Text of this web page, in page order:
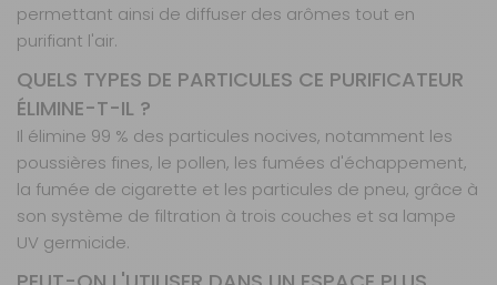
permettant ainsi de diffuser des arômes tout en
purifiant l'air.
QUELS TYPES DE PARTICULES CE PURIFICATEUR
ÉLIMINE-T-IL ?
Il élimine 99 % des particules nocives, notamment les
poussières fines, le pollen, les fumées d'échappement,
la fumée de cigarette et les particules de pneu, grâce à
son système de filtration à trois couches et sa lampe
UV germicide.